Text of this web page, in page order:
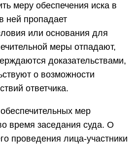
меру обеспечения иска в
ней пропадает
или основания для
меры отпадают,
доказательствами,
о возможности
ответчика.
мер
время заседания суда. О
проведения лица-участники